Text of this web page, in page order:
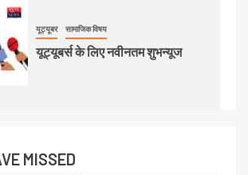
यूट्यूबर सामाजिक विषय
यूट्यूबर्स के लिए नवीनतम शुभन्यूज
MISSED